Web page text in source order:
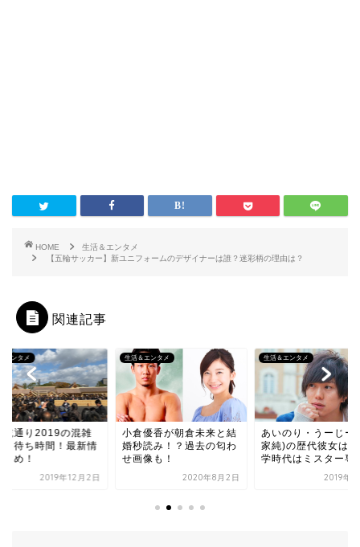
HOME
生活＆エンタメ
【五輪サッカー】新ユニフォームのデザイナーは誰？迷彩柄の理由は？
関連記事
エンタメ
優香が朝倉未来と結
読み！？過去の匂わ
も！
2020年8月2日
生活＆エンタメ
あいのり・うーじー(氏
家純)の歴代彼女は？大
学時代はミスター専修！
2019年9月6日
生活＆エンタメ
2019年直木賞を受
た大島真寿美の経歴
大学や高校、作品に
2019年7